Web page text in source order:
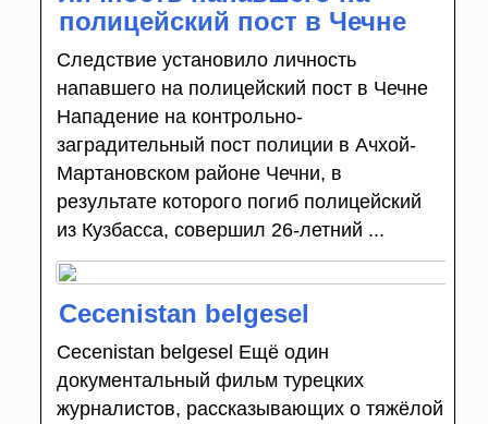
полицейский пост в Чечне
Следствие установило личность
напавшего на полицейский пост в Чечне
Нападение на контрольно-
заградительный пост полиции в Ачхой-
Мартановском районе Чечни, в
результате которого погиб полицейский
из Кузбасса, совершил 26-летний ...
Cecenistan belgesel
Cecenistan belgesel Ещё один
документальный фильм турецких
журналистов, рассказывающих о тяжёлой